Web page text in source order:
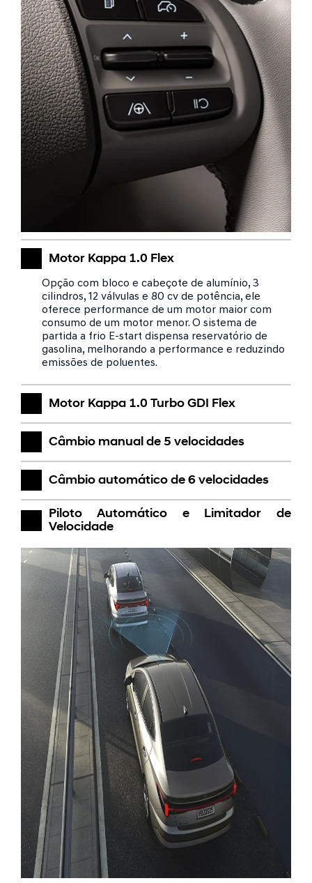
Motor Kappa 1.0 Flex
Opção com bloco e cabeçote de alumínio, 3
cilindros, 12 válvulas e 80 cv de potência, ele
oferece performance de um motor maior com
consumo de um motor menor. O sistema de
partida a frio E-start dispensa reservatório de
gasolina, melhorando a performance e reduzindo
emissões de poluentes.
Motor Kappa 1.0 Turbo GDI Flex
Câmbio manual de 5 velocidades
Câmbio automático de 6 velocidades
Piloto Automático e Limitador de
Velocidade